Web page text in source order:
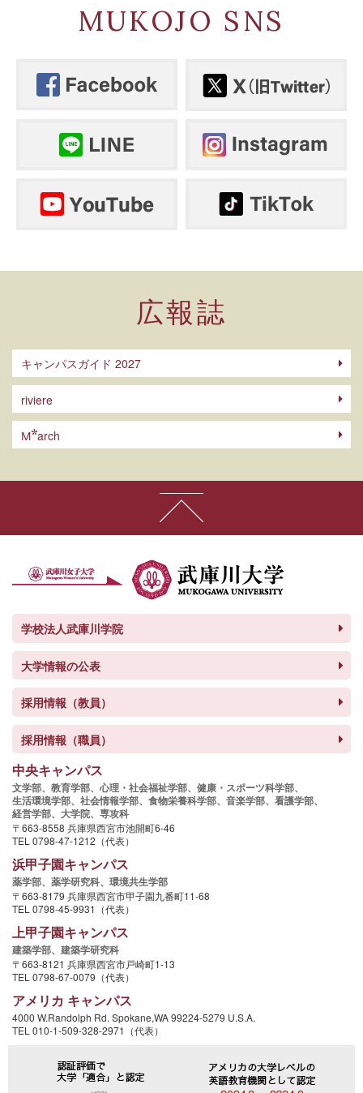
MUKOJO SNS
広報誌
キャンパスガイド 2027
riviere
M arch
学校法人武庫川学院
大学情報の公表
採用情報（教員）
採用情報（職員）
中央キャンパス
文学部、 教育学部、 心理・社会福祉学部、 健康・スポーツ科学部、
生活環境学部、 社会情報学部、 食物栄養科学部、 音楽学部、 看護学部、
経営学部、 大学院、 専攻科
〒663-8558 兵庫県西宮市池開町6-46
TEL 0798-47-1212（代表）
浜甲子園キャンパス
薬学部、 薬学研究科、 環境共生学部
〒663-8179 兵庫県西宮市甲子園九番町11-68
TEL 0798-45-9931（代表）
上甲子園キャンパス
建築学部、 建築学研究科
〒663-8121 兵庫県西宮市戸崎町1-13
TEL 0798-67-0079（代表）
アメリカ キャンパス
4000 W.Randolph Rd. Spokane,WA 99224-5279 U.S.A.
TEL 010-1-509-328-2971（代表）